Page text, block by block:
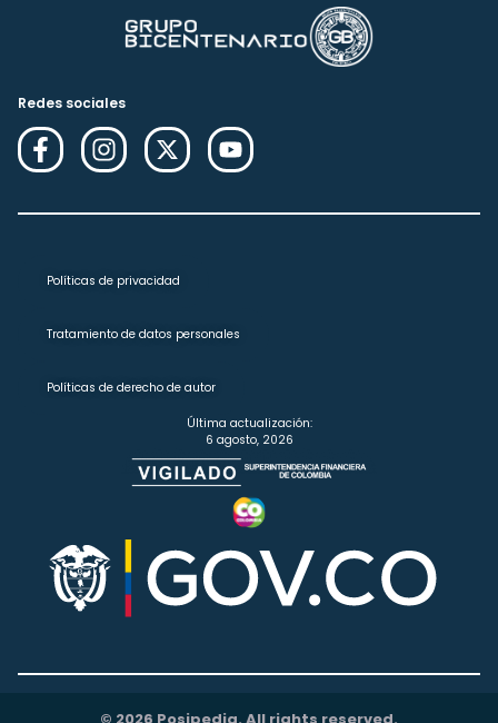
Redes sociales
Políticas de privacidad
Tratamiento de datos personales
Políticas de derecho de autor
Última actualización:
6 agosto, 2026